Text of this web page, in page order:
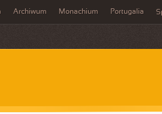
Archiwum Monachium Portugalia